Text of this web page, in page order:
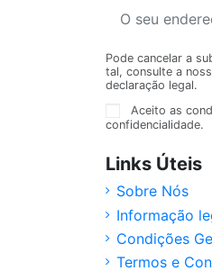
Pode cancelar a
tal, consulte a
declaração legal.
Aceito as
confidencialidade.
Links Úteis
Sobre Nós
Informação
Condições
Termos e